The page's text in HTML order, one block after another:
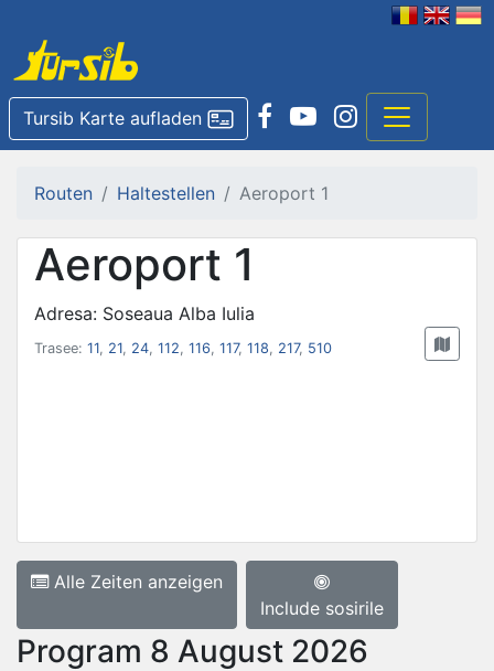
Tursib Karte aufladen
Routen Haltestellen Aeroport 1
Aeroport 1
Adresa: Soseaua Alba Iulia
Trasee: 11, 21, 24, 112, 116, 117, 118, 217, 510
Alle Zeiten anzeigen
Include sosirile
Program 8 August 2026